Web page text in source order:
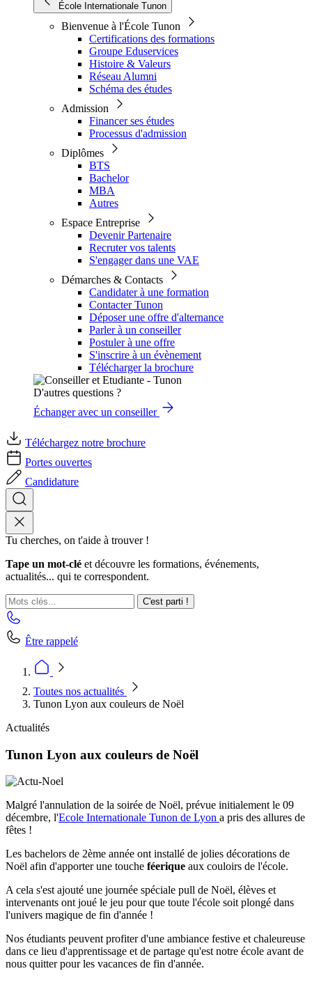
École Internationale Tunon
Bienvenue à l'École Tunon
Certifications des formations
Groupe Eduservices
Histoire & Valeurs
Réseau Alumni
Schéma des études
Admission
Financer ses études
Processus d'admission
Diplômes
BTS
Bachelor
MBA
Autres
Espace Entreprise
Devenir Partenaire
Recruter vos talents
S'engager dans une VAE
Démarches & Contacts
Candidater à une formation
Contacter Tunon
Déposer une offre d'alternance
Parler à un conseiller
Postuler à une offre
S'inscrire à un évènement
Télécharger la brochure
D'autres questions ?
Échanger avec un conseiller
Téléchargez notre brochure
Portes ouvertes
Candidature
Tu cherches, on t'aide à trouver !
Tape un mot-clé et découvre les formations, événements,
actualités... qui te correspondent.
C'est parti !
Être rappelé
Toutes nos actualités
Tunon Lyon aux couleurs de Noël
Actualités
Tunon Lyon aux couleurs de Noël
Malgré l'annulation de la soirée de Noël, prévue initialement le 09
décembre, l'Ecole Internationale Tunon de Lyon a pris des allures de
fêtes !
Les bachelors de 2ème année ont installé de jolies décorations de
Noël afin d'apporter une touche féerique aux couloirs de l'école.
A cela s'est ajouté une journée spéciale pull de Noël, élèves et
intervenants ont joué le jeu pour que toute l'école soit plongé dans
l'univers magique de fin d'année !
Nos étudiants peuvent profiter d'une ambiance festive et chaleureuse
dans ce lieu d'apprentissage et de partage qu'est notre école avant de
nous quitter pour les vacances de fin d'année.